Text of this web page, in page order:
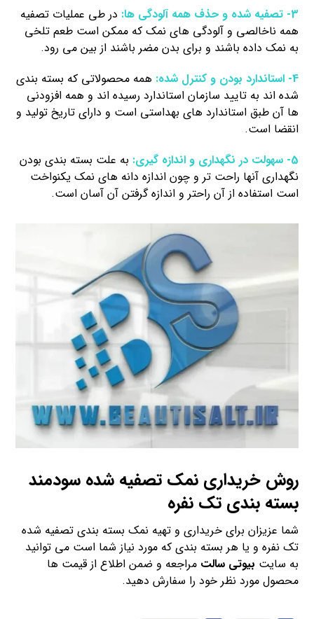
3- تصفیه شده و حذف همه آلودگی ها:
در طی عملیات تصفیه
همه ناخالصی و آلودگی های نمک که ممکن است طعم تلخی
به نمک داده باشند و برای بدن مضر باشند از بین می رود.
4- استاندارد بودن و کنترل شده:
همه محصولاتی که بسته بندی
شده اند به تایید سازمان استاندارد رسیده اند و همه افزودنی
ها آن طبق استاندارد های بهداستی است و دارای تاریخ تولید و
انقضا است.
5- سهولت در نگهداری و اندازه گیری:
به علت بسته بندی بودن
نگهداری آنها راحت تر و چون اندازه دانه های نمک یکنواخت
است استفاده از آن راحتر و اندازه گرفتن آن آسان است.
روش خریداری نمک تصفیه شده سودمند
بسته بندی تک نفره
شما عزیزان برای خریداری و تهیه نمک بسته بندی تصفیه شده
تک نفره و یا هر بسته بندی که مورد نیاز شما است می توانید
به سایت بیوتی سالت مراجعه و ضمن اطلاع از قیمت ها
محصول مورد نظر خود را سفارش دهید.